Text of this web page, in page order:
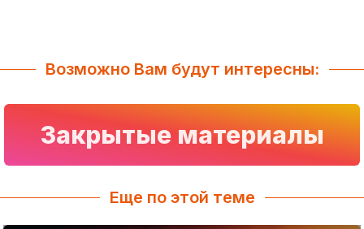
Возможно Вам будут интересны:
Закрытые материалы
Еще по этой теме